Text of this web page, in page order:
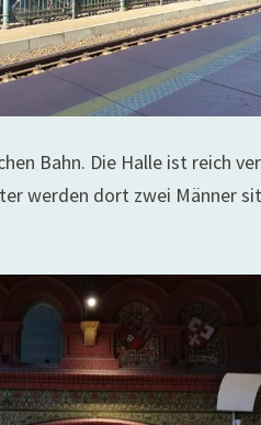
Bahn. Die Halle ist reich
werden dort zwei Männer